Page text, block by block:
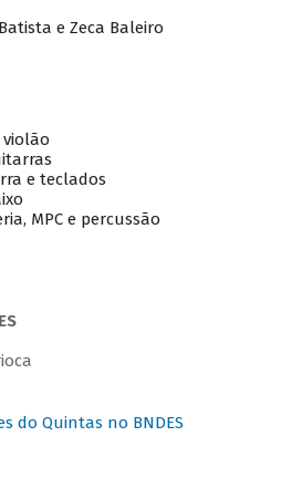
e Zeca Baleiro
e teclados
MPC e percussão
do Quintas no BNDES